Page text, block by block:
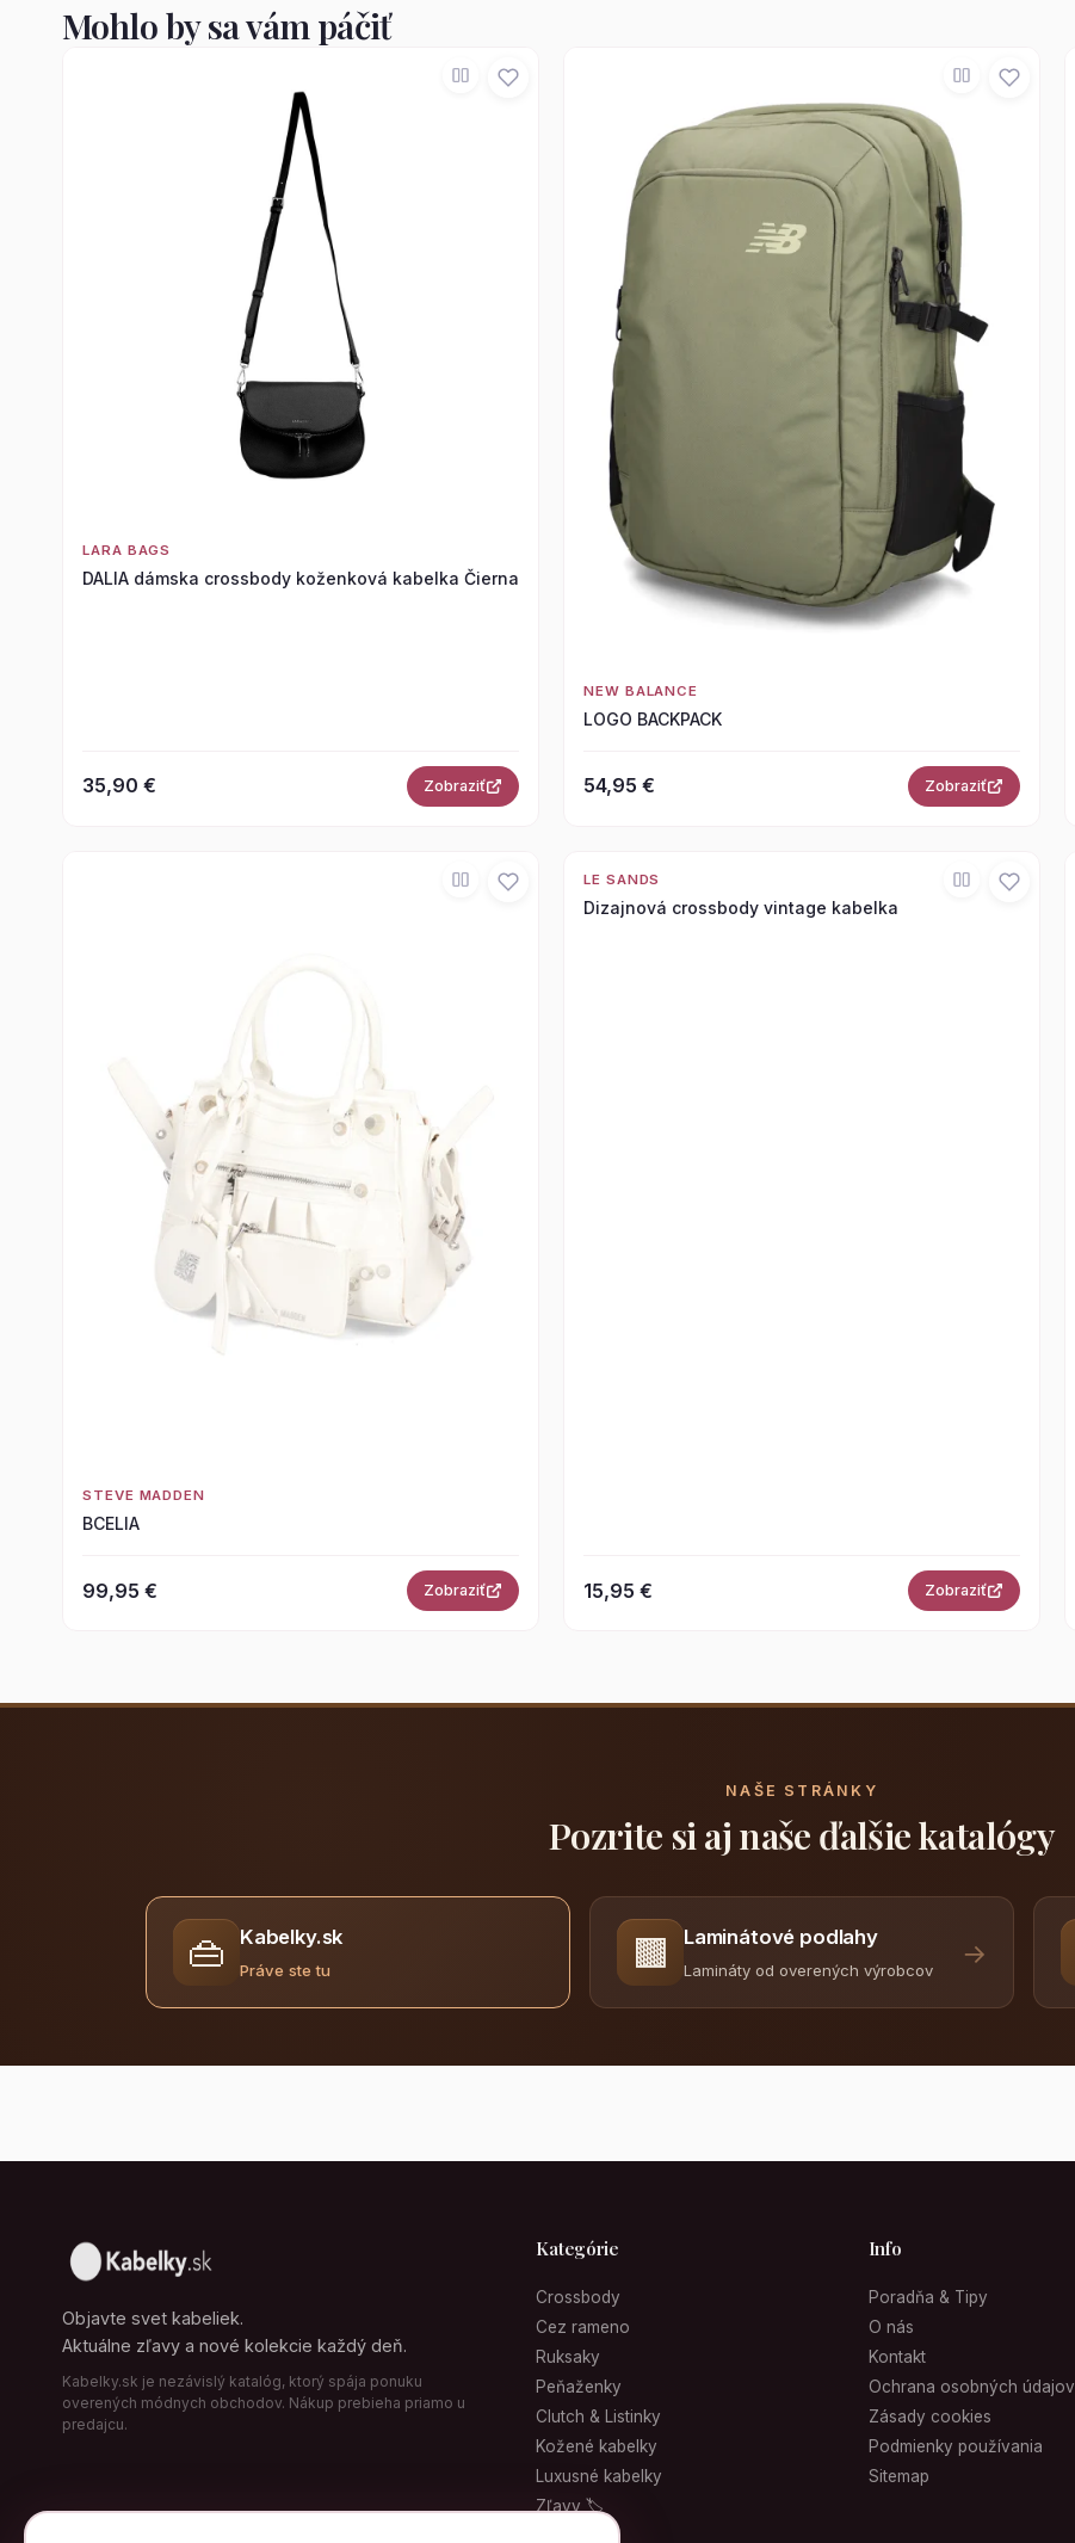
Mohlo by sa vám páčiť
LARA BAGS
DALIA dámska crossbody koženková kabelka Čierna
35,90 € Zobraziť
NEW BALANCE
LOGO BACKPACK
54,95 € Zobraziť
STEVE MADDEN
BCELIA
99,95 € Zobraziť
LE SANDS
Dizajnová crossbody vintage kabelka
15,95 € Zobraziť
NAŠE STRÁNKY
Pozrite si aj naše ďalšie katalógy
👜 Kabelky.sk
Práve ste tu 🟫 Laminátové podlahy
Lamináty od overených výrobcov
→
Objavte svet kabeliek.
Aktuálne zľavy a nové kolekcie každý deň.
Kabelky.sk je nezávislý katalóg, ktorý spája ponuku
overených módnych obchodov. Nákup prebieha priamo u
predajcu.
Kategórie
Crossbody
Cez rameno
Ruksaky
Peňaženky
Clutch & Listinky
Kožené kabelky
Luxusné kabelky
Zľavy 🏷
Info
Poradňa & Tipy
O nás
Kontakt
Ochrana osobných údajov
Zásady cookies
Podmienky používania
Sitemap